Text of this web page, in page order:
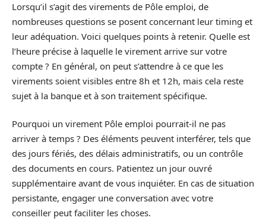
Lorsqu’il s’agit des virements de Pôle emploi, de
nombreuses questions se posent concernant leur timing et
leur adéquation. Voici quelques points à retenir. Quelle est
l’heure précise à laquelle le virement arrive sur votre
compte ? En général, on peut s’attendre à ce que les
virements soient visibles entre 8h et 12h, mais cela reste
sujet à la banque et à son traitement spécifique.
Pourquoi un virement Pôle emploi pourrait-il ne pas
arriver à temps ? Des éléments peuvent interférer, tels que
des jours fériés, des délais administratifs, ou un contrôle
des documents en cours. Patientez un jour ouvré
supplémentaire avant de vous inquiéter. En cas de situation
persistante, engager une conversation avec votre
conseiller peut faciliter les choses.